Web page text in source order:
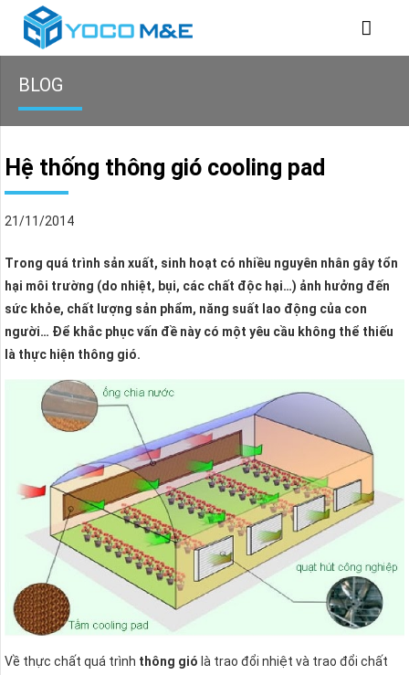
BLOG
Hệ thống thông gió cooling pad
21/11/2014
Trong quá trình sản xuất, sinh hoạt có nhiều nguyên nhân gây tổn
hại môi trường (do nhiệt, bụi, các chất độc hại…) ảnh hưởng đến
sức khỏe, chất lượng sản phẩm, năng suất lao động của con
người… Để khắc phục vấn đề này có một yêu cầu không thể thiếu
là thực hiện thông gió.
Về thực chất quá trình thông gió là trao đổi nhiệt và trao đổi chất